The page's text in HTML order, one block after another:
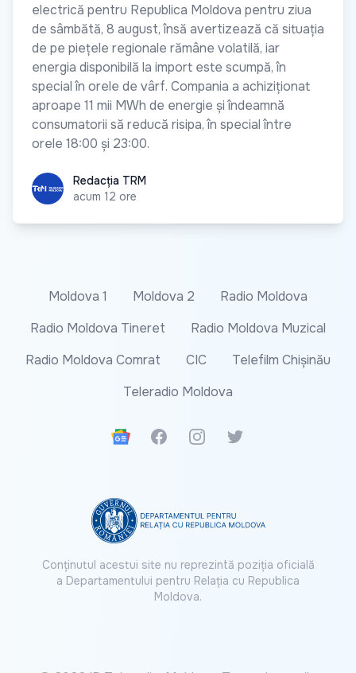
electrică pentru Republica Moldova pentru ziua
de sâmbătă, 8 august, însă avertizează că situația
de pe piețele regionale rămâne volatilă, iar
energia disponibilă la import este scumpă, în
special în orele de vârf. Compania a achiziționat
aproape 11 mii MWh de energie și îndeamnă
consumatorii să reducă risipa, în special între
orele 18:00 și 23:00.
Redacția TRM
Redacția TRM
acum 12 ore
Moldova 1 Moldova 2
Radio Moldova
Radio Moldova Tineret
Radio Moldova Muzical
Radio Moldova Comrat
CIC
Telefilm Chișinău
Teleradio Moldova
Google News
FacebookInstagramTwitter
Conținutul acestui site nu reprezintă poziția oficială
a Departamentului pentru Relația cu Republica
Moldova.